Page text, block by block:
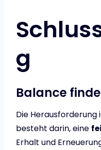
g
Balance
Die Herausforderung
besteht darin, eine
Erhalt und